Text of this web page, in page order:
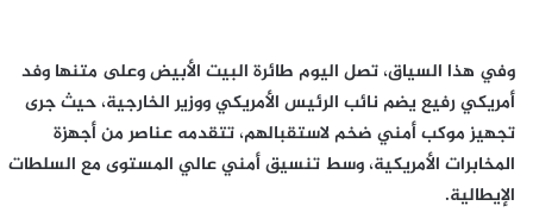
وفي هذا السياق، تصل اليوم طائرة البيت الأبيض وعلى متنها وفد
أمريكي رفيع يضم نائب الرئيس الأمريكي ووزير الخارجية، حيث جرى
تجهيز موكب أمني ضخم لاستقبالهم، تتقدمه عناصر من أجهزة
المخابرات الأمريكية، وسط تنسيق أمني عالي المستوى مع السلطات
الإيطالية.